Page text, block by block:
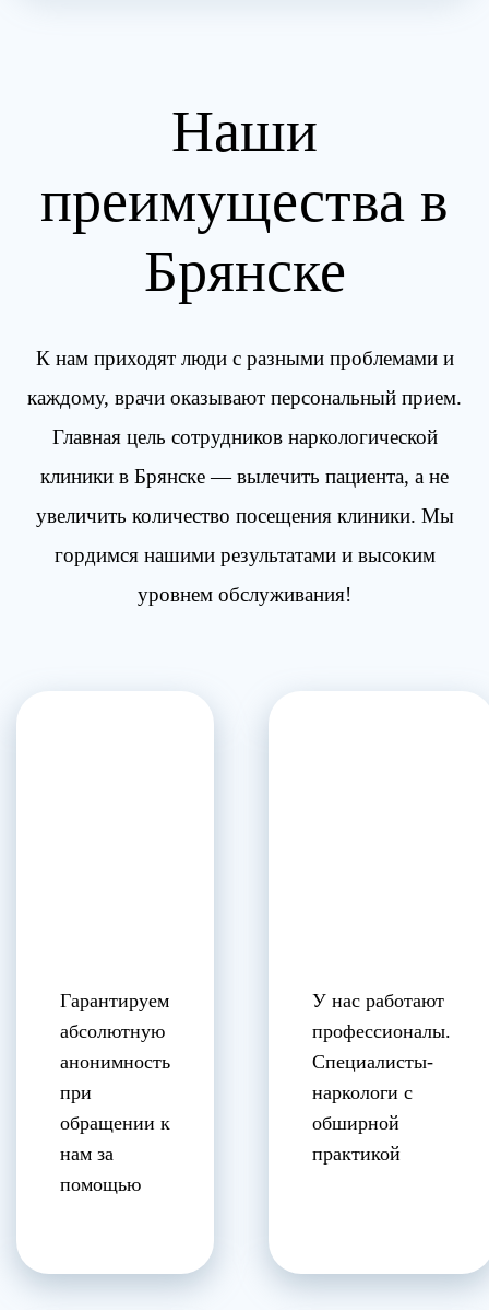
Наши
преимущества в
Брянске
К нам приходят люди с разными проблемами и
каждому, врачи оказывают персональный прием.
Главная цель сотрудников наркологической
клиники в Брянске — вылечить пациента, а не
увеличить количество посещения клиники. Мы
гордимся нашими результатами и высоким
уровнем обслуживания!
Гарантируем
абсолютную
анонимность
при
обращении к
нам за
помощью
У нас работают
профессионалы.
Специалисты-
наркологи с
обширной
практикой